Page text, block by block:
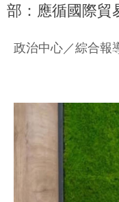
部：應循國際貿
政治中心／綜合報